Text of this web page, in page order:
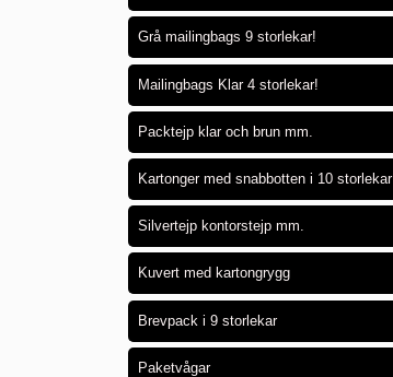
Grå mailingbags 9 storlekar!
Mailingbags Klar 4 storlekar!
Packtejp klar och brun mm.
Kartonger med snabbotten i 10 storlekar
Silvertejp kontorstejp mm.
Kuvert med kartongrygg
Brevpack i 9 storlekar
Paketvågar